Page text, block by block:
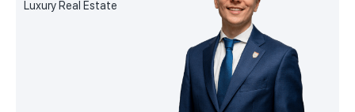
Luxury Real Estate